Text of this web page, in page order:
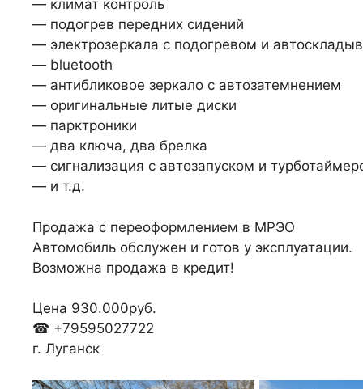
— климат контроль
— подогрев передних сидений
— электрозеркала с подогревом и
— bluetooth
— антибликовое зеркало с автозатемнением
— оригинальные литые диски
— парктроники
— два ключа, два брелка
— сигнализация с автозапуском и
— и т.д.
Продажа с переоформлением в МРЭО
Автомобиль обслужен и готов у эксплуатации.
Возможна продажа в кредит!
Цена 930.000руб.
☎ +79595027722
г. Луганск